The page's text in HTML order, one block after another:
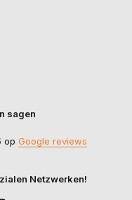
sagen
op Google reviews
Netzwerken!